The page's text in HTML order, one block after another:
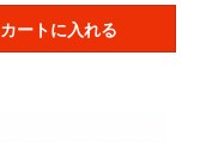
カートに入れる